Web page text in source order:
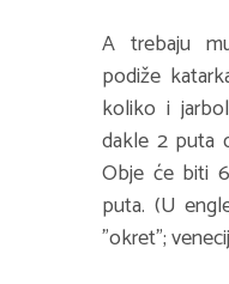
A trebaju
podiže
koliko i
dakle 2 puta
Obje će biti
puta. (U
"okret";